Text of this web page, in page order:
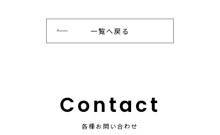
一覧へ戻る
Contact
各種お問い合わせ